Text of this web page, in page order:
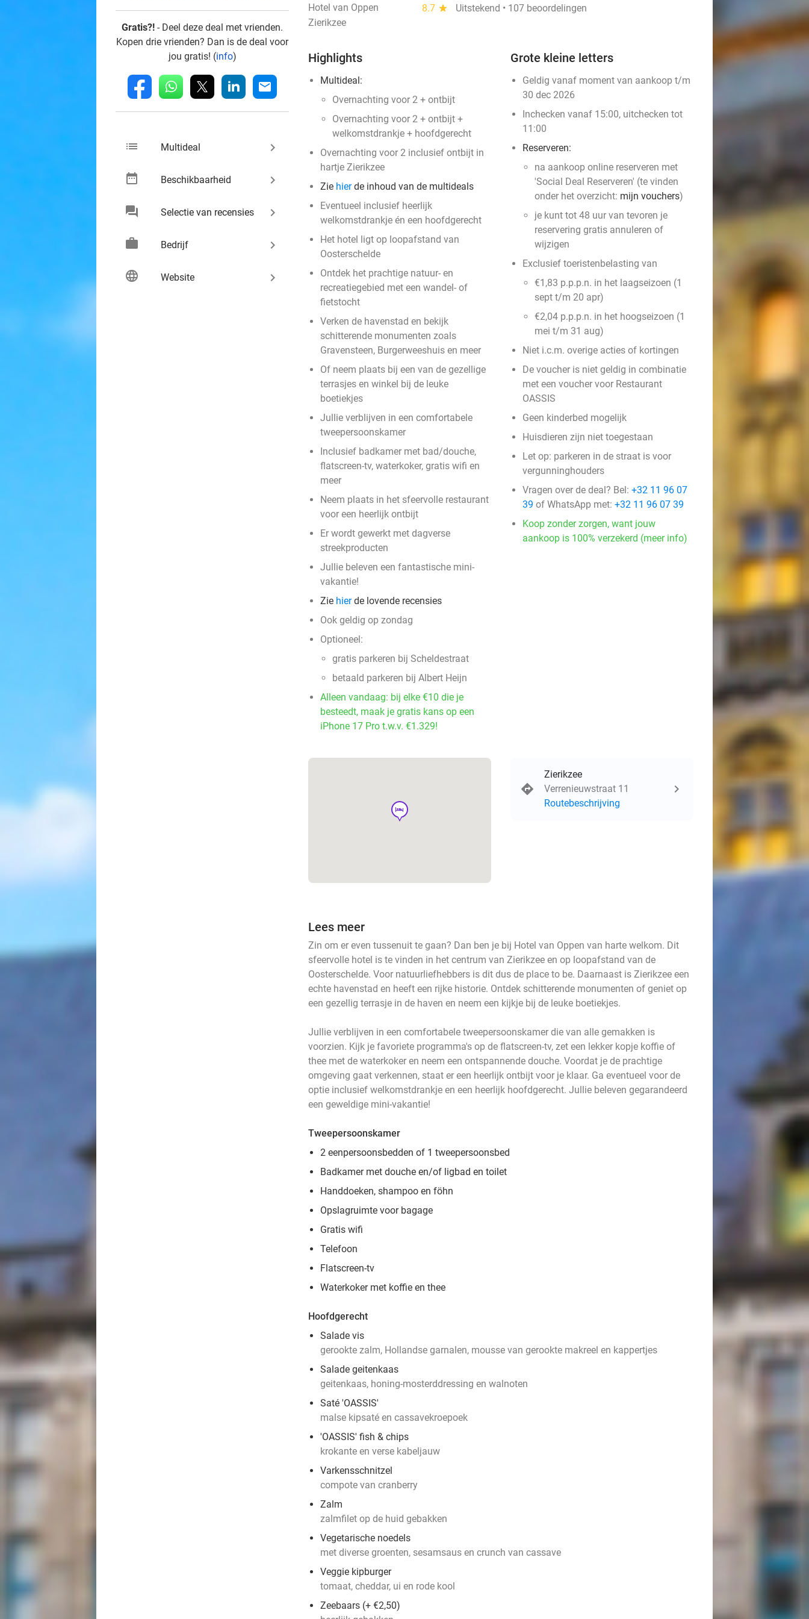
Gratis?! - Deel deze deal met vrienden.
Kopen drie vrienden? Dan is de deal voor
jou gratis! (info)
fb whatsapp linkedin mail
list Multideal keyboard_arrow_right
date_range Beschikbaarheid keyboard_arrow_right
chat Selectie van recensies keyboard_arrow_right
work Bedrijf keyboard_arrow_right
language Website keyboard_arrow_right
Hotel van Oppen 8.7 star
Uitstekend • 107 beoordelingen
Zierikzee
Highlights
Multideal:
Overnachting voor 2 + ontbijt
Overnachting voor 2 + ontbijt +
welkomstdrankje + hoofdgerecht
Overnachting voor 2 inclusief ontbijt in
hartje Zierikzee
Zie hierde inhoud van de multideals
Eventueel inclusief heerlijk
welkomstdrankje én een hoofdgerecht
Het hotel ligt op loopafstand van
Oosterschelde
Ontdek het prachtige natuur- en
recreatiegebied met een wandel- of
fietstocht
Verken de havenstad en bekijk
schitterende monumenten zoals
Gravensteen, Burgerweeshuis en meer
Of neem plaats bij een van de gezellige
terrasjes en winkel bij de leuke
boetiekjes
Jullie verblijven in een comfortabele
tweepersoonskamer
Inclusief badkamer met bad/douche,
flatscreen-tv, waterkoker, gratis wifi en
meer
Neem plaats in het sfeervolle restaurant
voor een heerlijk ontbijt
Er wordt gewerkt met dagverse
streekproducten
Jullie beleven een fantastische mini-
vakantie!
Zie hierde lovende recensies
Ook geldig op zondag
Optioneel:
gratis parkeren bij Scheldestraat
betaald parkeren bij Albert Heijn
Alleen vandaag: bij elke €10 die je
besteedt, maak je gratis kans op een
iPhone 17 Pro t.w.v. €1.329!
Grote kleine letters
Geldig vanaf moment van aankoop t/m
30 dec 2026
Inchecken vanaf 15:00, uitchecken tot
11:00
Reserveren:
na aankoop online reserveren met
'Social Deal Reserveren' (te vinden
onder het overzicht: mijn vouchers)
je kunt tot 48 uur van tevoren je
reservering gratis annuleren of
wijzigen
Exclusief toeristenbelasting van
€1,83 p.p.p.n. in het laagseizoen (1
sept t/m 20 apr)
€2,04 p.p.p.n. in het hoogseizoen (1
mei t/m 31 aug)
Niet i.c.m. overige acties of kortingen
De voucher is niet geldig in combinatie
met een voucher voor Restaurant
OASSIS
Geen kinderbed mogelijk
Huisdieren zijn niet toegestaan
Let op: parkeren in de straat is voor
vergunninghouders
Vragen over de deal? Bel: +32 11 96 07
39 of WhatsApp met: +32 11 96 07 39
Koop zonder zorgen, want jouw
aankoop is 100% verzekerd (meer info)
hotel
Zierikzee
Verrenieuwstraat 11
Routebeschrijving
Lees meer
Zin om er even tussenuit te gaan? Dan ben je bij Hotel van Oppen van harte welkom. Dit
sfeervolle hotel is te vinden in het centrum van Zierikzee en op loopafstand van de
Oosterschelde. Voor natuurliefhebbers is dit dus de place to be. Daarnaast is Zierikzee een
echte havenstad en heeft een rijke historie. Ontdek schitterende monumenten of geniet op
een gezellig terrasje in de haven en neem een kijkje bij de leuke boetiekjes.
Jullie verblijven in een comfortabele tweepersoonskamer die van alle gemakken is
voorzien. Kijk je favoriete programma's op de flatscreen-tv, zet een lekker kopje koffie of
thee met de waterkoker en neem een ontspannende douche. Voordat je de prachtige
omgeving gaat verkennen, staat er een heerlijk ontbijt voor je klaar. Ga eventueel voor de
optie inclusief welkomstdrankje en een heerlijk hoofdgerecht. Jullie beleven gegarandeerd
een geweldige mini-vakantie!
Tweepersoonskamer
2 eenpersoonsbedden of 1 tweepersoonsbed
Badkamer met douche en/of ligbad en toilet
Handdoeken, shampoo en föhn
Opslagruimte voor bagage
Gratis wifi
Telefoon
Flatscreen-tv
Waterkoker met koffie en thee
Hoofdgerecht
Salade vis
gerookte zalm, Hollandse garnalen, mousse van gerookte makreel en kappertjes
Salade geitenkaas
geitenkaas, honing-mosterddressing en walnoten
Saté 'OASSIS'
malse kipsaté en cassavekroepoek
'OASSIS' fish & chips
krokante en verse kabeljauw
Varkensschnitzel
compote van cranberry
Zalm
zalmfilet op de huid gebakken
Vegetarische noedels
met diverse groenten, sesamsaus en crunch van cassave
Veggie kipburger
tomaat, cheddar, ui en rode kool
Zeebaars (+ €2,50)